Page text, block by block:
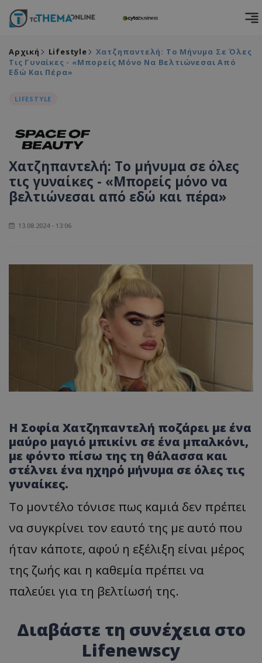
Αρχική Lifestyle
Χατζηπαντελή: Το Μήνυμα Σε Όλες
Τις Γυναίκες - «Μπορείς Μόνο Να Βελτιώνεσαι Από
Εδώ Και Πέρα»
LIFESTYLE
Χατζηπαντελή: Το μήνυμα σε όλες
τις γυναίκες - «Μπορείς μόνο να
βελτιώνεσαι από εδώ και πέρα»
13.08.2024 - 13:06
Η Σοφία Χατζηπαντελή ποζάρει με ένα
μαύρο μαγιό μπικίνι σε ένα μπαλκόνι,
με φόντο πίσω της τη θάλασσα και
στέλνει ένα ηχηρό μήνυμα σε όλες τις
γυναίκες.
Το μοντέλο τόνισε πως καμιά δεν πρέπει
να συγκρίνει τον εαυτό της με αυτό που
ήταν κάποτε, αφού η εξέλιξη είναι μέρος
της ζωής και η καθεμία πρέπει να
παλεύει για τη βελτίωσή της.
Διαβάστε τη συνέχεια στο
Lifenewscy